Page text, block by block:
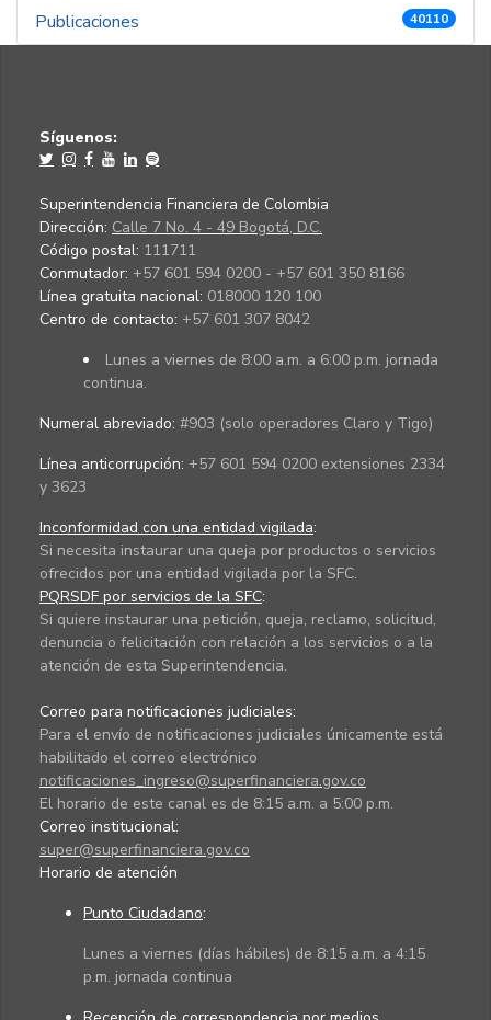
Publicaciones 40110
Síguenos:
Superintendencia Financiera de Colombia
Dirección: Calle 7 No. 4 - 49 Bogotá, D.C.
Código postal: 111711
Conmutador: +57 601 594 0200 - +57 601 350 8166
Línea gratuita nacional: 018000 120 100
Centro de contacto: +57 601 307 8042
Lunes a viernes de 8:00 a.m. a 6:00 p.m. jornada
continua.
Numeral abreviado: #903 (solo operadores Claro y Tigo)
Línea anticorrupción: +57 601 594 0200 extensiones 2334
y 3623
Inconformidad con una entidad vigilada:
Si necesita instaurar una queja por productos o servicios
ofrecidos por una entidad vigilada por la SFC.
PQRSDF por servicios de la SFC:
Si quiere instaurar una petición, queja, reclamo, solicitud,
denuncia o felicitación con relación a los servicios o a la
atención de esta Superintendencia.
Correo para notificaciones judiciales:
Para el envío de notificaciones judiciales únicamente está
habilitado el correo electrónico
notificaciones_ingreso@superfinanciera.gov.co
El horario de este canal es de 8:15 a.m. a 5:00 p.m.
Correo institucional:
super@superfinanciera.gov.co
Horario de atención
Punto Ciudadano:
Lunes a viernes (días hábiles) de 8:15 a.m. a 4:15
p.m. jornada continua